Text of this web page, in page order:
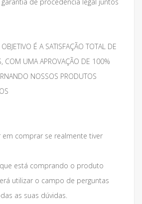
É A SATISFAÇÃO TOTAL DE
COM UMA APROVAÇÃO DE 100%
NOSSOS PRODUTOS
em comprar se realmente tiver
está comprando o produto
utilizar o campo de perguntas
as suas dúvidas.